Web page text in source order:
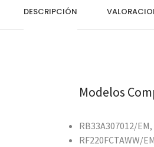
DESCRIPCIÓN
Modelos
RB33A307012/
RF220FCTAWW/